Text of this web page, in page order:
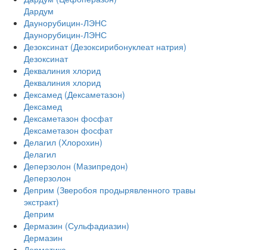
Дардум
Даунорубицин-ЛЭНС
Даунорубицин-ЛЭНС
Дезоксинат (Дезоксирибонуклеат натрия)
Дезоксинат
Деквалиния хлорид
Деквалиния хлорид
Дексамед (Дексаметазон)
Дексамед
Дексаметазон фосфат
Дексаметазон фосфат
Делагил (Хлорохин)
Делагил
Деперзолон (Мазипредон)
Деперзолон
Деприм (Зверобоя продырявленного травы
экстракт)
Деприм
Дермазин (Сульфадиазин)
Дермазин